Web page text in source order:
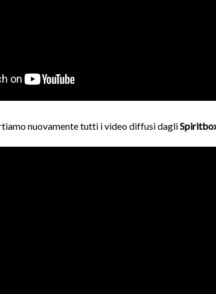
nuovamente tutti i video diffusi dagli